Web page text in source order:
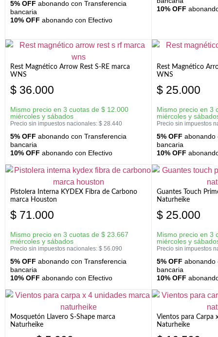
5% OFF abonando con Transferencia
bancaria
10% OFF abonando con Efectivo
10% OFF
Rest Magnético Arrow Rest S-RE marca
WNS
$ 36.000
Mismo precio en 3 cuotas de $ 12.000
miércoles y sábados
Precio sin impuestos nacionales: $ 28.440
5% OFF abonando con Transferencia
bancaria
10% OFF abonando con Efectivo
Rest Magnético
WNS
$ 25.000
Mismo precio en 3
miércoles y
Precio sin impuestos
5% OFF abonando
bancaria
10% OFF
Pistolera Interna KYDEX Fibra de Carbono
marca Houston
$ 71.000
Mismo precio en 3 cuotas de $ 23.667
miércoles y sábados
Precio sin impuestos nacionales: $ 56.090
5% OFF abonando con Transferencia
bancaria
10% OFF abonando con Efectivo
Guantes Touch
Naturheike
$ 25.000
Mismo precio en 3
miércoles y
Precio sin impuestos
5% OFF abonando
bancaria
10% OFF
Mosquetón Llavero S-Shape marca
Naturheike
Vientos para Carpa
Naturheike